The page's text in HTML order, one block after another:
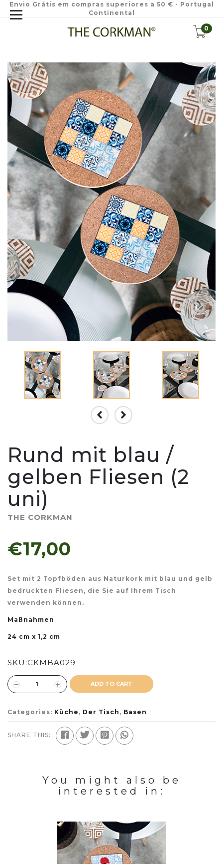
Envio Grátis em compras superiores a 50 € - Portugal
Continental
0
Rund mit blau /
gelben Fliesen (2
uni)
THE CORKMAN
€17,00
Set mit 2 Topfböden aus Naturkork mit blau und gelb
bedruckten Fliesen, die Sie auf Ihrem Tisch
verwenden können.
Maßnahmen
24 cm x 1,2 cm
SKU:CKMBA029
ADD TO CART
Categories: Küche , Der Tisch , Basen
SHARE THIS:
You might also be
interested in: